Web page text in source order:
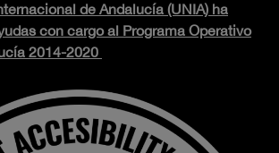
de Andalucía (UNIA) ha
con cargo al Programa Operativo
2014-2020